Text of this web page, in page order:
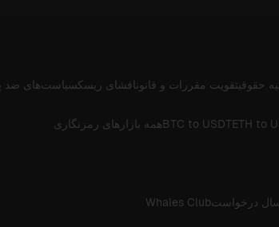
حقوقیتقویت مقررات و قانونافشای ریسکسیاست‌های ضد
BTC to USDTETH to
همه بازارهای رمزنگاری
درخواستWhales Club